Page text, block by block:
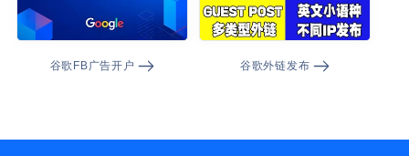
谷歌FB广告开户 谷歌外链发布